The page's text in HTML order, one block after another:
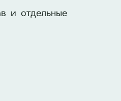
и отдельные